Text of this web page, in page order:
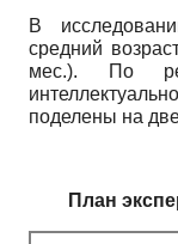
В
средний
мес.). По
поделены на
План